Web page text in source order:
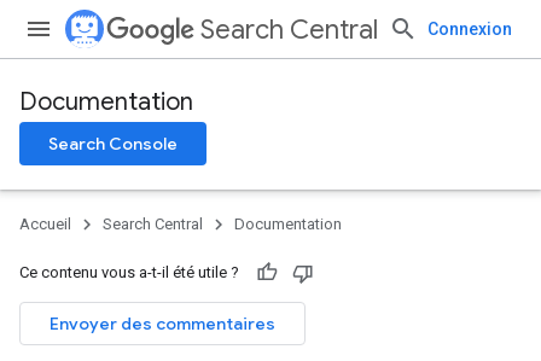
Search Central Connexion
Documentation
Search Console
Accueil Search Central Documentation
Ce contenu vous a-t-il été utile ?
Envoyer des commentaires